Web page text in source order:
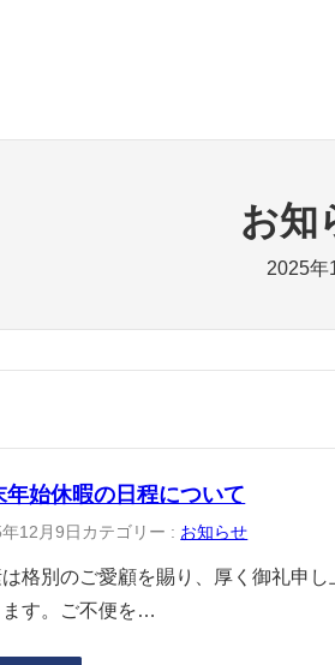
お知
2025年
年始休暇の日程について
12月9日 カテゴリー : お知らせ
格別のご愛顧を賜り、厚く御礼申
ます。ご不便を…